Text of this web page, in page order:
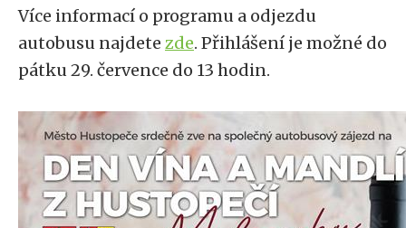
Více informací o programu a odjezdu
autobusu najdete zde. Přihlášení je možné do
pátku 29. července do 13 hodin.